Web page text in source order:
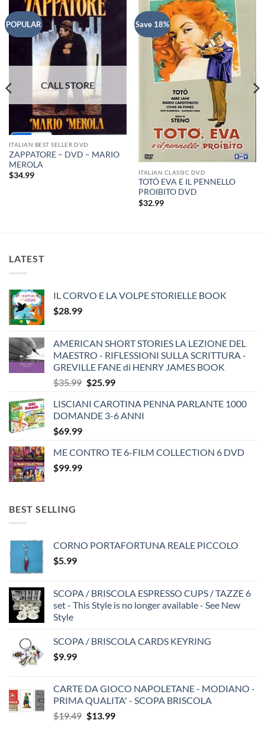
POPULAR
ITALIAN BEST SELLER DVD
ZAPPATORE – DVD – MARIO
MEROLA
$34.99
Save 18%
ITALIAN CLASSIC DVD
TOTÓ EVA E IL PENNELLO
PROIBITO DVD
$32.99
LATEST
IL CORVO E LA VOLPE STORIELLE BOOK
$28.99
AMERICAN SHORT STORIES LA LEZIONE DEL
MAESTRO - RIFLESSIONI SULLA SCRITTURA -
GREVILLE FANE di HENRY JAMES BOOK
$35.99 Original
was:
$35.99.
$25.99Current
is:
$25.99.
LISCIANI CAROTINA PENNA PARLANTE 1000
DOMANDE 3-6 ANNI
$69.99
ME CONTRO TE 6-FILM COLLECTION 6 DVD
$99.99
BEST SELLING
CORNO PORTAFORTUNA REALE PICCOLO
$5.99
SCOPA / BRISCOLA ESPRESSO CUPS / TAZZE 6
set - This Style is no longer available - See New
Style
SCOPA / BRISCOLA CARDS KEYRING
$9.99
CARTE DA GIOCO NAPOLETANE - MODIANO -
PRIMA QUALITA' - SCOPA BRISCOLA
$19.49 Original
$13.99Current